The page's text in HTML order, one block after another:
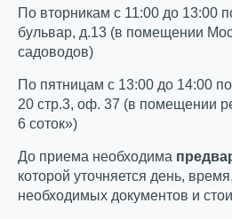
По вторникам с 11:00 до 13:00
бульвар, д.13 (в помещении
садоводов)
По пятницам с 13:00 до 14:00
20 стр.3, оф. 37 (в помещении
6 соток»)
До приема необходима
которой уточняется день,
необходимых документов и